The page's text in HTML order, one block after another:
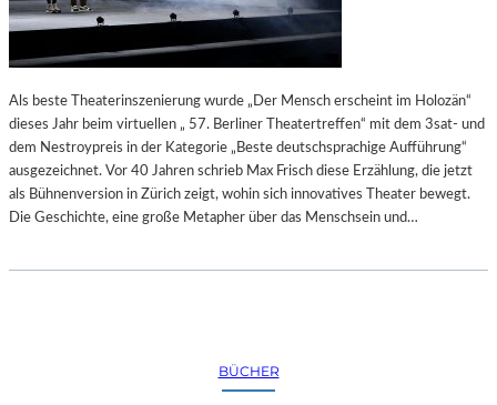
Als beste Theaterinszenierung wurde „Der Mensch erscheint im Holozän“
dieses Jahr beim virtuellen „ 57. Berliner Theatertreffen“ mit dem 3sat- und
dem Nestroypreis in der Kategorie „Beste deutschsprachige Aufführung“
ausgezeichnet. Vor 40 Jahren schrieb Max Frisch diese Erzählung, die jetzt
als Bühnenversion in Zürich zeigt, wohin sich innovatives Theater bewegt.
Die Geschichte, eine große Metapher über das Menschsein und…
BÜCHER